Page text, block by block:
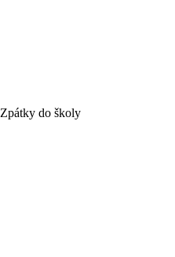
Zpátky do školy